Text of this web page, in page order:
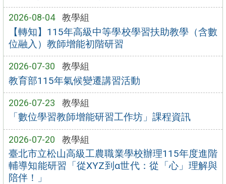
2026-08-04 教學組
【轉知】115年高級中等學校學習扶助教學（含數
位融入）教師增能初階研習
2026-07-30 教學組
教育部115年氣候變遷講習活動
2026-07-23 教學組
「數位學習教師增能研習工作坊」課程資訊
2026-07-20 教學組
臺北市立松山高級工農職業學校辦理115年度進階
輔導知能研習「從XYZ到α世代：從「心」理解與
陪伴！」